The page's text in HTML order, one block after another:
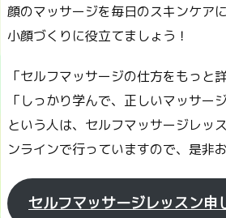
顔のマッサージを毎日のスキンケア
小顔づくりに役立てましょう！
「セルフマッサージの仕方をもっと
「しっかり学んで、正しいマッサー
という人は、セルフマッサージレッ
ンラインで行っていますので、是非
セルフマッサージレッスン申